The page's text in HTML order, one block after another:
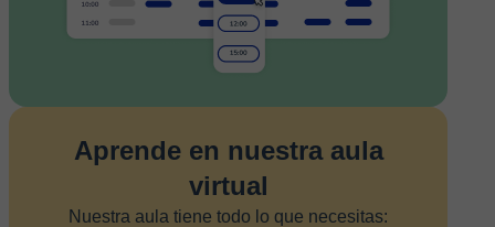
Aprende en nuestra aula
virtual
Nuestra aula tiene todo lo que necesitas: